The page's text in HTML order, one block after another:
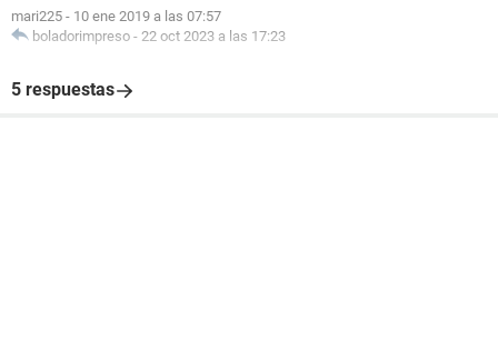
mari225 - 10 ene 2019 a las 07:57
boladorimpreso - 22 oct 2023 a las 17:23
5 respuestas